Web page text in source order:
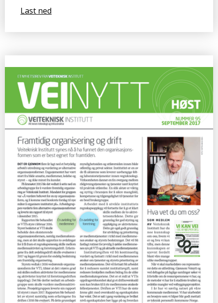
Last ned